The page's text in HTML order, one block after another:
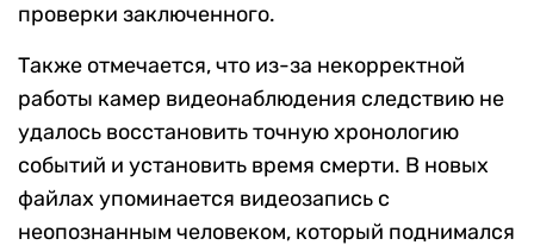
проверки заключенного.
Также отмечается, что из-за некорректной
работы камер видеонаблюдения следствию не
удалось восстановить точную хронологию
событий и установить время смерти. В новых
файлах упоминается видеозапись с
неопознанным человеком, который поднимался